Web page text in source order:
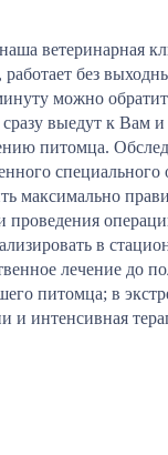
ветеринарная
без
можно
выедут к Вам и
питомца.
специального
максимально
проведения
в
лечение до
питомца; в
и интенсивная